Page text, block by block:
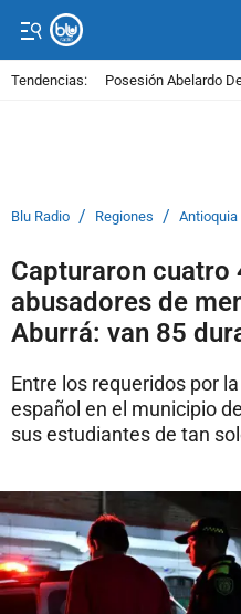
Tendencias: Posesión Abelardo
Blu Radio / Regiones / Antioquia
Capturaron cuatro
abusadores de
Aburrá: van 85
Entre los requeridos por
español en el municipio
sus estudiantes de tan